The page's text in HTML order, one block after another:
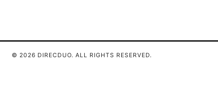
© 2026 DIRECDUO. ALL RIGHTS RESERVED.